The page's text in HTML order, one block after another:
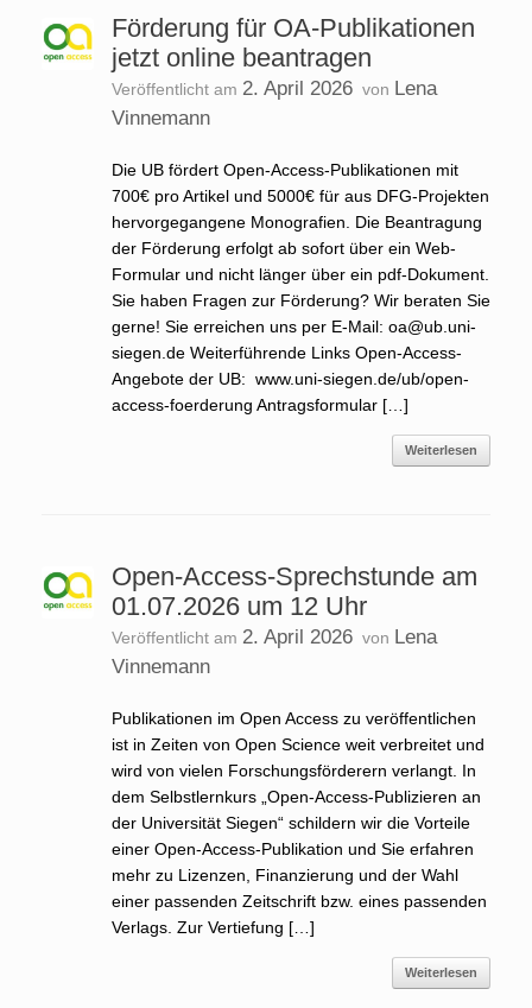
Förderung für OA-Publikationen
jetzt online beantragen
Veröffentlicht am 2. April 2026 von Lena
Vinnemann
Die UB fördert Open-Access-Publikationen mit
700€ pro Artikel und 5000€ für aus DFG-Projekten
hervorgegangene Monografien. Die Beantragung
der Förderung erfolgt ab sofort über ein Web-
Formular und nicht länger über ein pdf-Dokument.
Sie haben Fragen zur Förderung? Wir beraten Sie
gerne! Sie erreichen uns per E-Mail: oa@ub.uni-
siegen.de Weiterführende Links Open-Access-
Angebote der UB: www.uni-siegen.de/ub/open-
access-foerderung Antragsformular […]
Weiterlesen
Open-Access-Sprechstunde am
01.07.2026 um 12 Uhr
Veröffentlicht am 2. April 2026 von Lena
Vinnemann
Publikationen im Open Access zu veröffentlichen
ist in Zeiten von Open Science weit verbreitet und
wird von vielen Forschungsförderern verlangt. In
dem Selbstlernkurs „Open-Access-Publizieren an
der Universität Siegen“ schildern wir die Vorteile
einer Open-Access-Publikation und Sie erfahren
mehr zu Lizenzen, Finanzierung und der Wahl
einer passenden Zeitschrift bzw. eines passenden
Verlags. Zur Vertiefung […]
Weiterlesen